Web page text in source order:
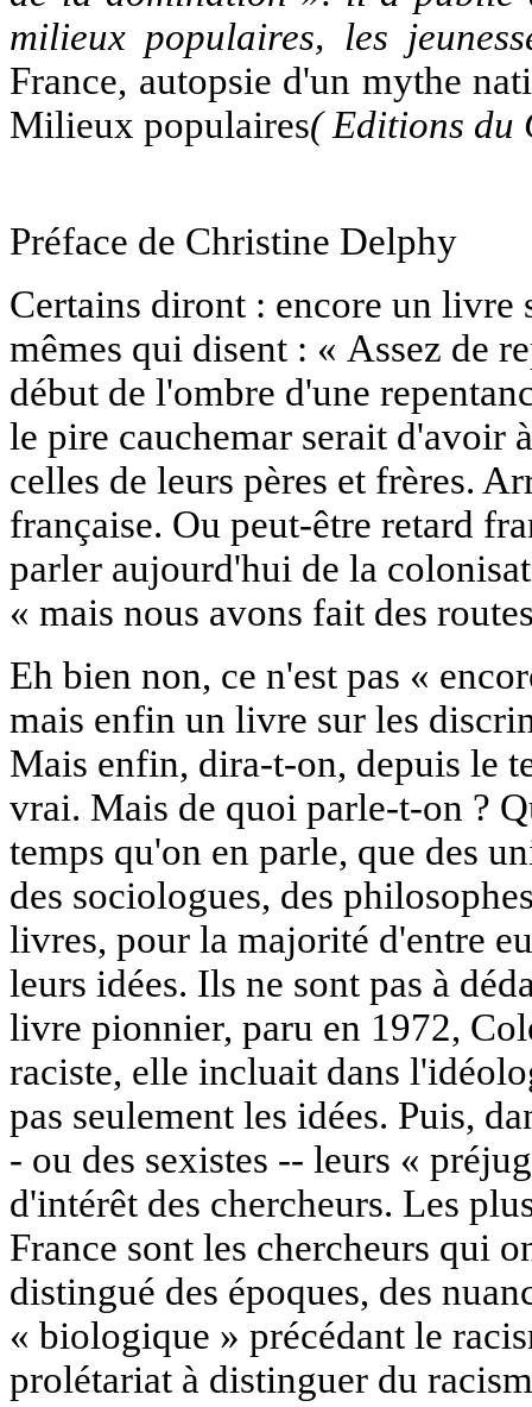
milieux populaires, les
France, autopsie d'un mythe
Milieux populaires( Editions du
Préface de Christine Delphy
Certains diront : encore un livre
mêmes qui disent : « Assez de
début de l'ombre d'une
le pire cauchemar serait d'avoir
celles de leurs pères et frères.
française. Ou peut-être retard
parler aujourd'hui de la
« mais nous avons fait des
Eh bien non, ce n'est pas «
mais enfin un livre sur les
Mais enfin, dira-t-on, depuis le
vrai. Mais de quoi parle-t-on ?
temps qu'on en parle, que des
des sociologues, des
livres, pour la majorité d'entre
leurs idées. Ils ne sont pas à
livre pionnier, paru en 1972,
raciste, elle incluait dans
pas seulement les idées. Puis,
- ou des sexistes -- leurs «
d'intérêt des chercheurs. Les
France sont les chercheurs qui
distingué des époques, des
« biologique » précédant le
prolétariat à distinguer du